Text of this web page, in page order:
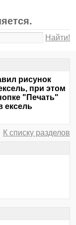
Найти!
рисунок
при этом
"Печать"
ексель
К списку разделов